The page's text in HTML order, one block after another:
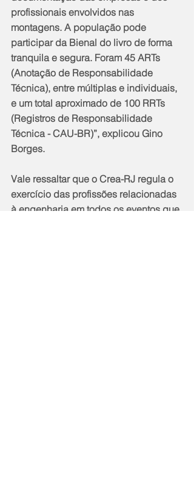
profissionais envolvidos nas
montagens. A população pode
participar da Bienal do livro de forma
tranquila e segura. Foram 45 ARTs
(Anotação de Responsabilidade
Técnica), entre múltiplas e individuais,
e um total aproximado de 100 RRTs
(Registros de Responsabilidade
Técnica - CAU-BR)”, explicou Gino
Borges.
Vale ressaltar que o Crea-RJ regula o
exercício das profissões relacionadas
à engenharia em todos os eventos que